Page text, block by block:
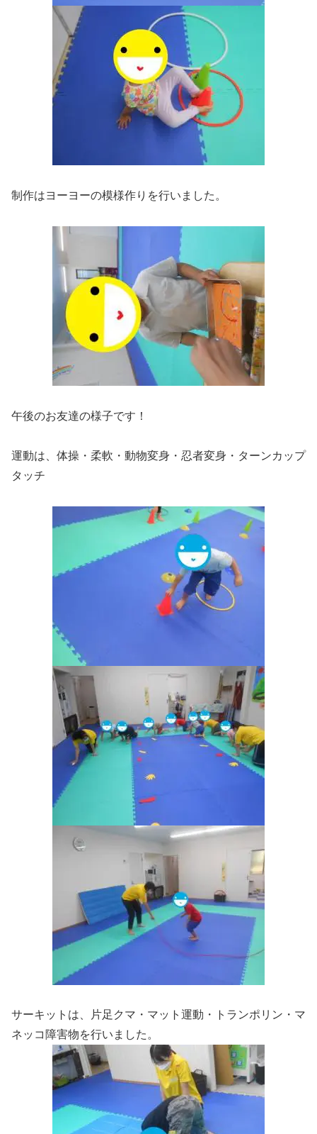
制作はヨーヨーの模様作りを行いました。
午後のお友達の様子です！
運動は、体操・柔軟・動物変身・忍者変身・ターンカップ
タッチ
サーキットは、片足クマ・マット運動・トランポリン・マ
ネッコ障害物を行いました。